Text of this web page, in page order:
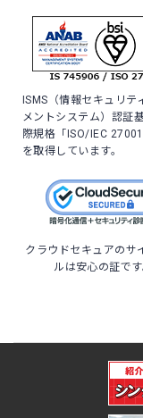
ISMS（情報セキュリテ
メントシステム）認証
際規格「ISO/IEC
を取得しています。
クラウドセキュアのサ
ルは安心の証です